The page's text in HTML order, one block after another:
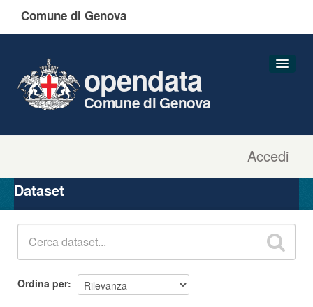
Comune di Genova
Accedi
opendata
Comune di Genova
Organizzazioni
Gruppi
Dataset
Ordina per